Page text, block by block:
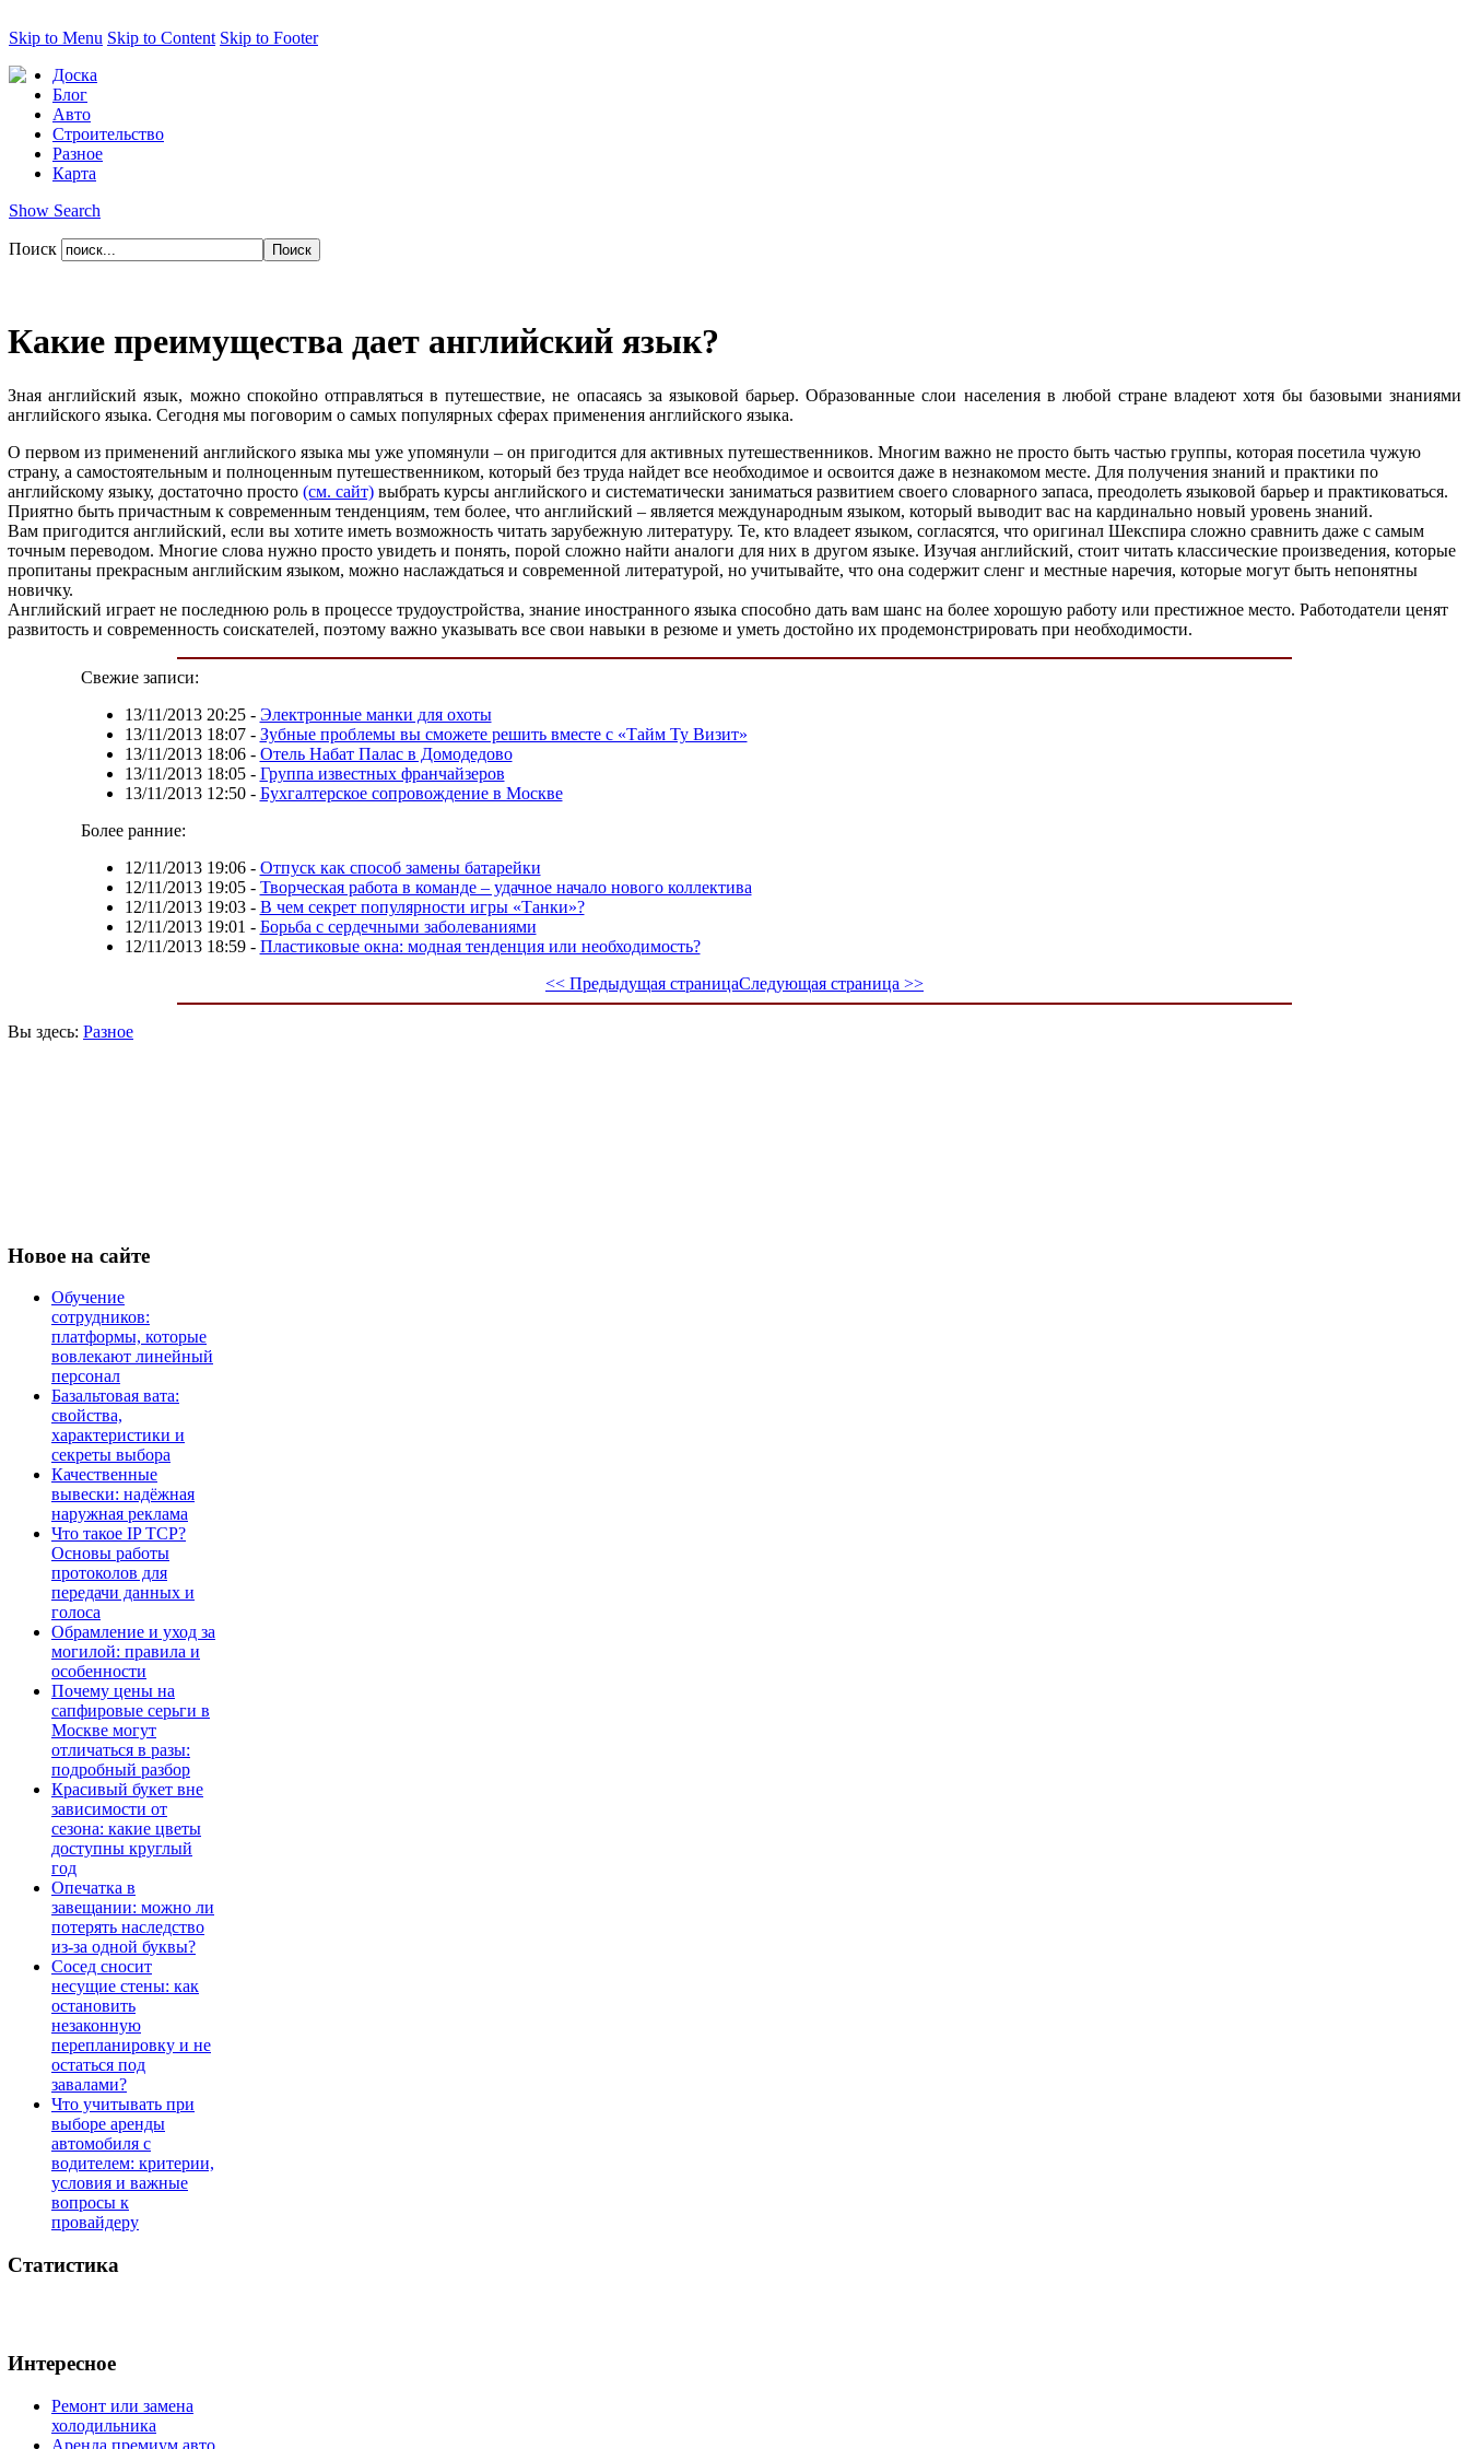
Skip to Menu Skip to Content Skip to Footer
Доска
Блог
Авто
Строительство
Разное
Карта
Show Search
Поиск
Какие преимущества дает английский язык?
Зная английский язык, можно спокойно отправляться в путешествие, не опасаясь за языковой барьер. Образованные слои населения в любой стране владеют хотя бы базовыми знаниями
английского языка. Сегодня мы поговорим о самых популярных сферах применения английского языка.
О первом из применений английского языка мы уже упомянули – он пригодится для активных путешественников. Многим важно не просто быть частью группы, которая посетила чужую
страну, а самостоятельным и полноценным путешественником, который без труда найдет все необходимое и освоится даже в незнакомом месте. Для получения знаний и практики по
английскому языку, достаточно просто (см. сайт) выбрать курсы английского и систематически заниматься развитием своего словарного запаса, преодолеть языковой барьер и практиковаться.
Приятно быть причастным к современным тенденциям, тем более, что английский – является международным языком, который выводит вас на кардинально новый уровень знаний.
Вам пригодится английский, если вы хотите иметь возможность читать зарубежную литературу. Те, кто владеет языком, согласятся, что оригинал Шекспира сложно сравнить даже с самым
точным переводом. Многие слова нужно просто увидеть и понять, порой сложно найти аналоги для них в другом языке. Изучая английский, стоит читать классические произведения, которые
пропитаны прекрасным английским языком, можно наслаждаться и современной литературой, но учитывайте, что она содержит сленг и местные наречия, которые могут быть непонятны
новичку.
Английский играет не последнюю роль в процессе трудоустройства, знание иностранного языка способно дать вам шанс на более хорошую работу или престижное место. Работодатели ценят
развитость и современность соискателей, поэтому важно указывать все свои навыки в резюме и уметь достойно их продемонстрировать при необходимости.
Свежие записи:
13/11/2013 20:25- Электронные манки для охоты
13/11/2013 18:07- Зубные проблемы вы сможете решить вместе с «Тайм Ту Визит»
13/11/2013 18:06- Отель Набат Палас в Домодедово
13/11/2013 18:05- Группа известных франчайзеров
13/11/2013 12:50- Бухгалтерское сопровождение в Москве
Более ранние:
12/11/2013 19:06- Отпуск как способ замены батарейки
12/11/2013 19:05- Творческая работа в команде – удачное начало нового коллектива
12/11/2013 19:03- В чем секрет популярности игры «Танки»?
12/11/2013 19:01 - Борьба с сердечными заболеваниями
12/11/2013 18:59- Пластиковые окна: модная тенденция или необходимость?
<< Предыдущая страницаСледующая страница >>
Вы здесь: Разное
Новое на сайте
Обучение
сотрудников:
платформы, которые
вовлекают линейный
персонал
Базальтовая вата:
свойства,
характеристики и
секреты выбора
Качественные
вывески: надёжная
наружная реклама
Что такое IP TCP?
Основы работы
протоколов для
передачи данных и
голоса
Обрамление и уход за
могилой: правила и
особенности
Почему цены на
сапфировые серьги в
Москве могут
отличаться в разы:
подробный разбор
Красивый букет вне
зависимости от
сезона: какие цветы
доступны круглый
год
Опечатка в
завещании: можно ли
потерять наследство
из-за одной буквы?
Сосед сносит
несущие стены: как
остановить
незаконную
перепланировку и не
остаться под
завалами?
Что учитывать при
выборе аренды
автомобиля с
водителем: критерии,
условия и важные
вопросы к
провайдеру
Статистика
Интересное
Ремонт или замена
холодильника